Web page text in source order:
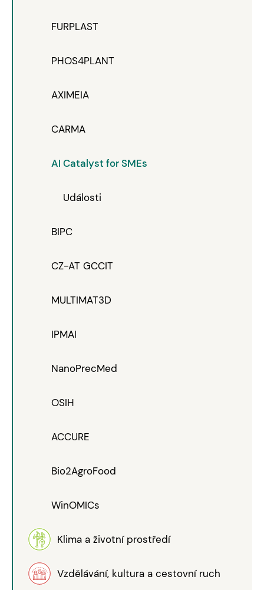
FURPLAST
PHOS4PLANT
AXIMEIA
CARMA
AI Catalyst for SMEs
Události
BIPC
CZ-AT GCCIT
MULTIMAT3D
IPMAI
NanoPrecMed
OSIH
ACCURE
Bio2AgroFood
WinOMICs
Klima a životní prostředí
Vzdělávání, kultura a cestovní ruch